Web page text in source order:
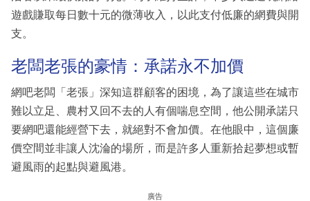
遊戲賺取每日數十元的微薄收入，以此支付低廉的網費與開
支。
老闆老張的豪情：承諾永不加價
網吧老闆「老張」深知這群顧客的困境，為了讓這些在城市
難以立足、農村又回不去的人有個喘息空間，他公開承諾只
要網吧還能經營下去，就絕對不會加價。在他眼中，這個廉
價空間並非讓人沈淪的場所，而是許多人重新拾起夢想或暫
避風雨的起點與避風港。
廣告